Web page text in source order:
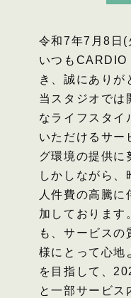
令和7年7月8日(
いつも
き、誠にありが
当スタジオでは
なライフスタイ
いただけるサー
グ環境の提供に
しかしながら、
人件費の高騰に
加しております
も、サービスの
様にとって心地
を目指して、
と一部サービス